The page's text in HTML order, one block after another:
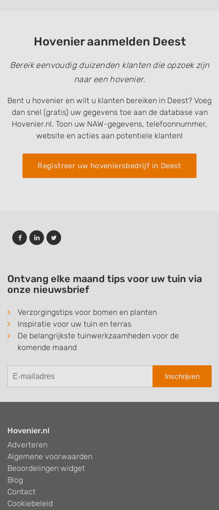
Hovenier aanmelden Deest
Bereik eenvoudig duizenden klanten die opzoek zijn
naar een hovenier.
Bent u hovenier en wilt u klanten bereiken in Deest? Voeg
dan snel (gratis) uw gegevens toe aan de database van
Hovenier.nl. Toon uw NAW-gegevens, telefoonnummer,
website en acties aan potentiele klanten!
Registreer uw hoveniersbedrijf in Deest
Ontvang elke maand tips voor uw tuin via
onze nieuwsbrief
Verzorgingstips voor bomen en planten
Inspiratie voor uw tuin en terras
De belangrijkste tuinwerkzaamheden voor de
komende maand
Inschrijven
Hovenier.nl
Adverteren
Algemene voorwaarden
Beoordelingen widget
Blog
Contact
Cookiebeleid